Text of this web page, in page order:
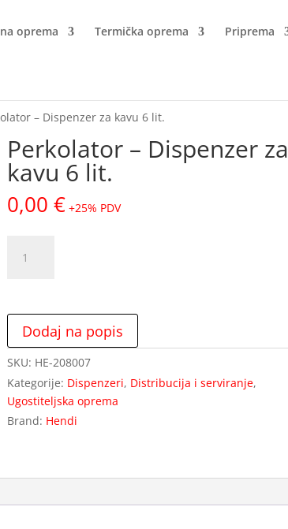
oprema Termička oprema Priprema
– Dispenzer za kavu 6 lit.
Perkolator – Dispenzer za
kavu 6 lit.
0,00€ +25% PDV
kavu
lit.
količina
Dodaj na popis
SKU: HE-208007
Kategorije: Dispenzeri, Distribucija i serviranje,
Ugostiteljska oprema
Brand: Hendi